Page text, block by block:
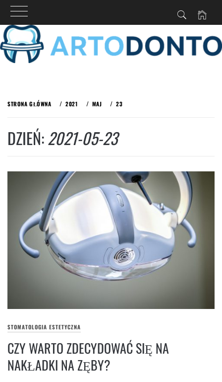
treści
STRONA GŁÓWNA 2021 MAJ 23
DZIEŃ:2021-05-23
STOMATOLOGIA ESTETYCZNA
CZY WARTO ZDECYDOWAĆ SIĘ NA
NAKŁADKI NA ZĘBY?